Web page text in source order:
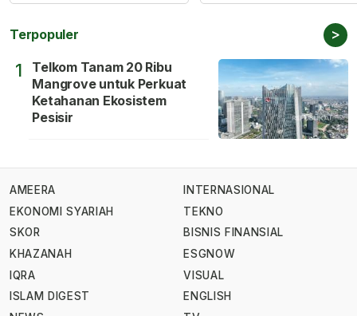
Terpopuler >
1
Telkom Tanam 20 Ribu
Mangrove untuk Perkuat
Ketahanan Ekosistem
Pesisir
AMEERA
EKONOMI SYARIAH
SKOR
KHAZANAH
IQRA
ISLAM DIGEST
INTERNASIONAL
TEKNO
BISNIS FINANSIAL
ESGNOW
VISUAL
ENGLISH